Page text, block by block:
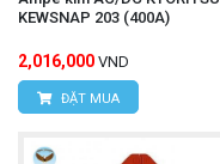
KEWSNAP 203 (400A)
2,016,000 VND
ĐẶT MUA